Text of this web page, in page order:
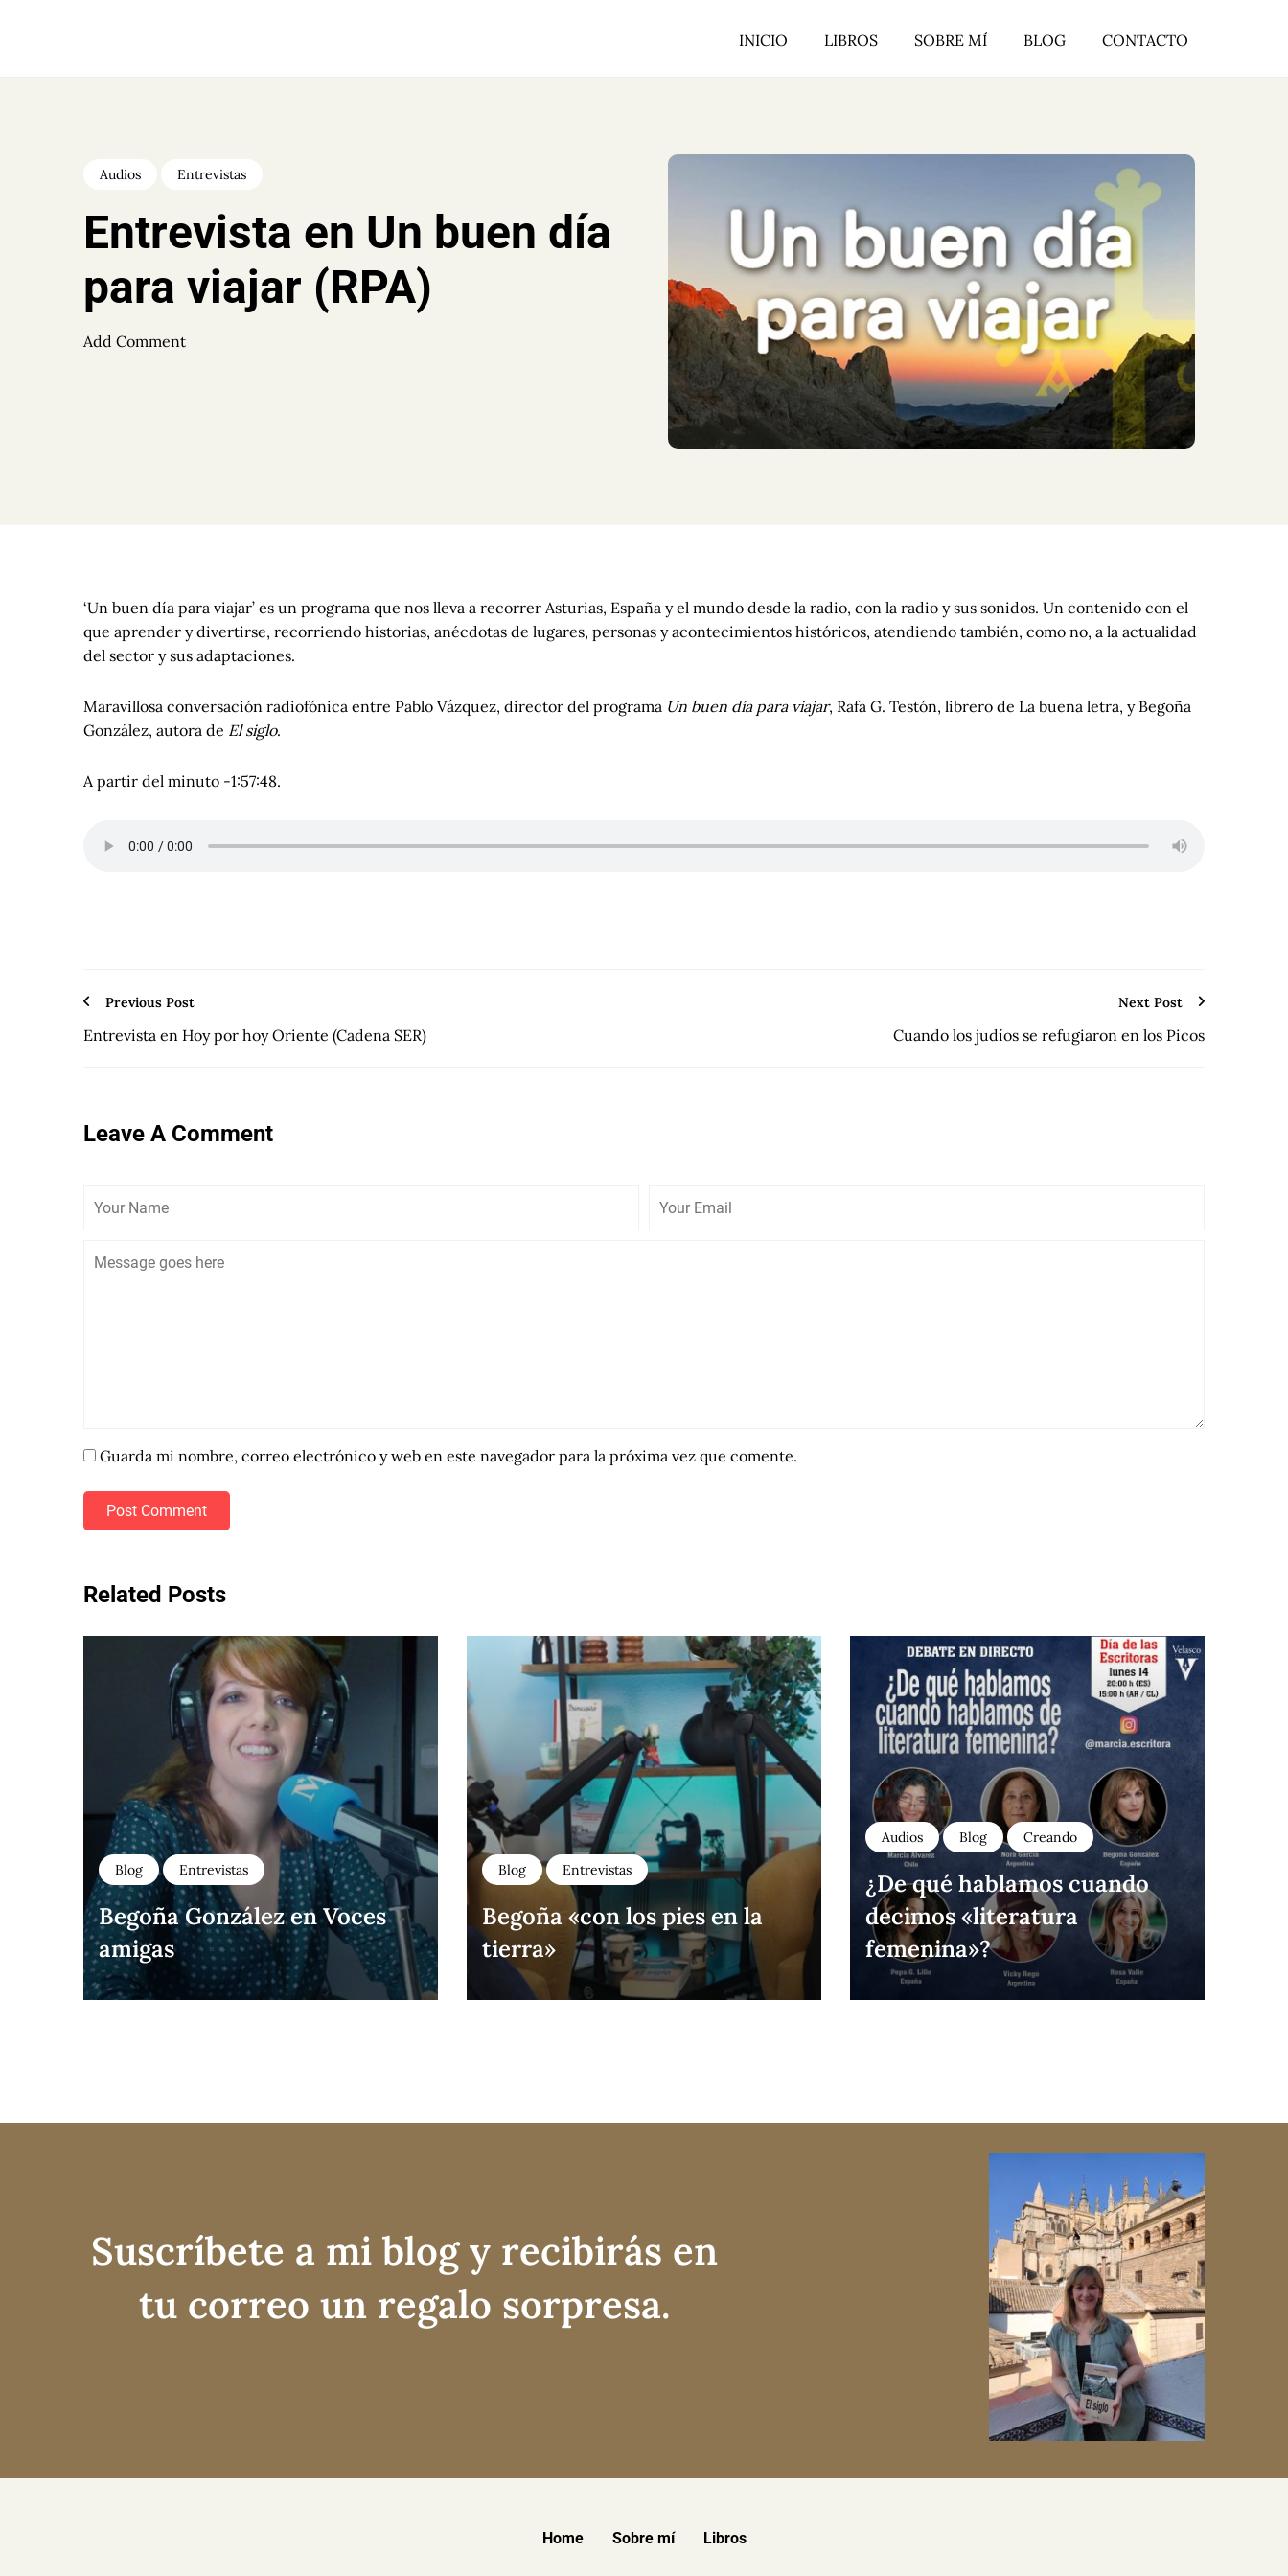
INICIO LIBROS SOBRE MÍ BLOG CONTACTO
Audios Entrevistas
Entrevista en Un buen día
para viajar (RPA)
Add Comment
‘Un buen día para viajar’ es un programa que nos lleva a recorrer Asturias, España y el mundo desde la radio, con la radio y sus sonidos. Un contenido con el
que aprender y divertirse, recorriendo historias, anécdotas de lugares, personas y acontecimientos históricos, atendiendo también, como no, a la actualidad
del sector y sus adaptaciones.
Maravillosa conversación radiofónica entre Pablo Vázquez, director del programa Un buen día para viajar, Rafa G. Testón, librero de La buena letra, y Begoña
González, autora de El siglo.
A partir del minuto -1:57:48.
Previous Post
Entrevista en Hoy por hoy Oriente (Cadena SER)
Next Post
Cuando los judíos se refugiaron en los Picos
Leave A Comment
Guarda mi nombre, correo electrónico y web en este navegador para la próxima vez que comente.
Post Comment
Related Posts
Blog Entrevistas
Begoña González en Voces
amigas
Blog Entrevistas
Begoña «con los pies en la
tierra»
Audios Blog Creando
¿De qué hablamos cuando
decimos «literatura
femenina»?
Suscríbete a mi blog y recibirás en
tu correo un regalo sorpresa.
Home Sobre mí Libros